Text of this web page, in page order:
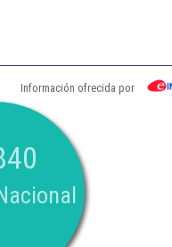
Información ofrecida por